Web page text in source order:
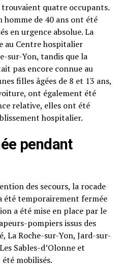
trouvaient quatre occupants.
homme de 40 ans ont été
en urgence absolue. La
au Centre hospitalier
sur-Yon, tandis que la
pas encore connue au
filles âgées de 8 et 13 ans,
ont également été
relative, elles ont été
hospitalier.
pendant
des secours, la rocade
été temporairement fermée
a été mise en place par le
pompiers issus des
La Roche-sur-Yon, Jard-sur-
Sables-d’Olonne et
mobilisés.